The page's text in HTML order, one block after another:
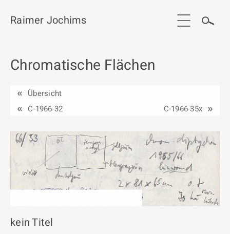
Start
Werkgruppen / Work groups
Ausstellungen
Vita
Publikationen
Raimer Jochims
Chromatische Flächen
Übersicht
C-1966-32
C-1966-35x
kein Titel